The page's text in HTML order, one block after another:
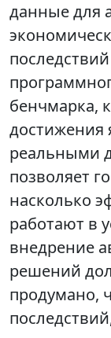
данные для
бенчмарка,
достижения
реальными
позволяет
насколько
работают в
внедрение
решений
продумано,